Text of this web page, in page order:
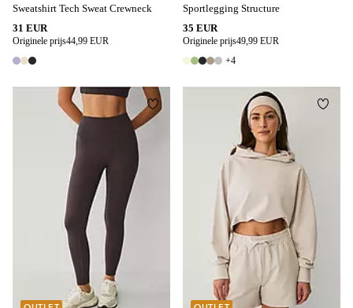
Sweatshirt Tech Sweat Crewneck
31 EUR
Originele prijs44,99 EUR
3 kleuren
Sportlegging Structure
35 EUR
Originele prijs49,99 EUR
9 kleuren
+4
Toevoegen aan favorieten